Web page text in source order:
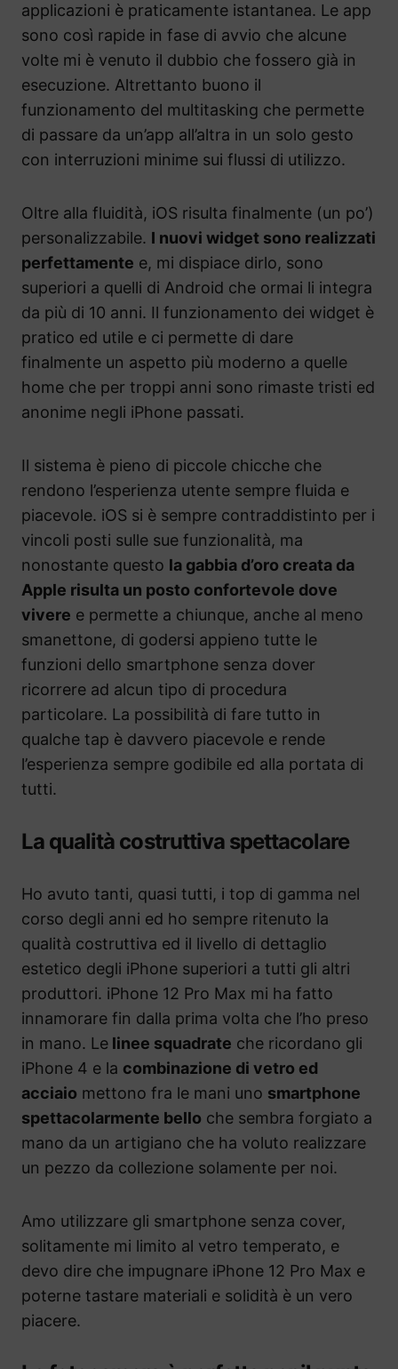
applicazioni è praticamente istantanea. Le app
sono così rapide in fase di avvio che alcune
volte mi è venuto il dubbio che fossero già in
esecuzione. Altrettanto buono il
funzionamento del multitasking che permette
di passare da un’app all’altra in un solo gesto
con interruzioni minime sui flussi di utilizzo.
Oltre alla fluidità, iOS risulta finalmente (un po’)
personalizzabile. I nuovi widget sono realizzati
perfettamente e, mi dispiace dirlo, sono
superiori a quelli di Android che ormai li integra
da più di 10 anni. Il funzionamento dei widget è
pratico ed utile e ci permette di dare
finalmente un aspetto più moderno a quelle
home che per troppi anni sono rimaste tristi ed
anonime negli iPhone passati.
Il sistema è pieno di piccole chicche che
rendono l’esperienza utente sempre fluida e
piacevole. iOS si è sempre contraddistinto per i
vincoli posti sulle sue funzionalità, ma
nonostante questo la gabbia d’oro creata da
Apple risulta un posto confortevole dove
vivere e permette a chiunque, anche al meno
smanettone, di godersi appieno tutte le
funzioni dello smartphone senza dover
ricorrere ad alcun tipo di procedura
particolare. La possibilità di fare tutto in
qualche tap è davvero piacevole e rende
l’esperienza sempre godibile ed alla portata di
tutti.
La qualità costruttiva spettacolare
Ho avuto tanti, quasi tutti, i top di gamma nel
corso degli anni ed ho sempre ritenuto la
qualità costruttiva ed il livello di dettaglio
estetico degli iPhone superiori a tutti gli altri
produttori. iPhone 12 Pro Max mi ha fatto
innamorare fin dalla prima volta che l’ho preso
in mano. Le linee squadrate che ricordano gli
iPhone 4 e la combinazione di vetro ed
acciaio mettono fra le mani uno smartphone
spettacolarmente bello che sembra forgiato a
mano da un artigiano che ha voluto realizzare
un pezzo da collezione solamente per noi.
Amo utilizzare gli smartphone senza cover,
solitamente mi limito al vetro temperato, e
devo dire che impugnare iPhone 12 Pro Max e
poterne tastare materiali e solidità è un vero
piacere.